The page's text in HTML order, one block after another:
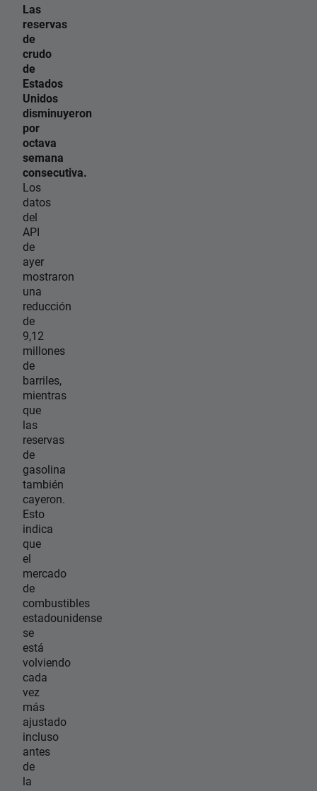
Las
reservas
de
crudo
de
Estados
Unidos
disminuyeron
por
octava
semana
consecutiva.
Los
datos
del
API
de
ayer
mostraron
una
reducción
de
9,12
millones
de
barriles,
mientras
que
las
reservas
de
gasolina
también
cayeron.
Esto
indica
que
el
mercado
de
combustibles
estadounidense
se
está
volviendo
cada
vez
más
ajustado
incluso
antes
de
la